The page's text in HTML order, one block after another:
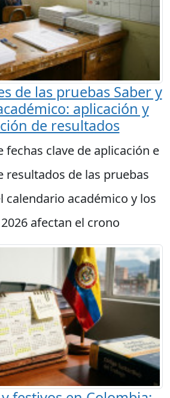
de las pruebas Saber y
aplicación y
de resultados
fechas clave de aplicación e
resultados de las pruebas
calendario académico y los
afectan el crono